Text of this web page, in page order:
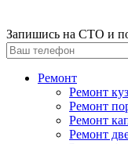
Запишись на СТО и
Ремонт
Ремонт
Ремонт
Ремонт
Ремонт